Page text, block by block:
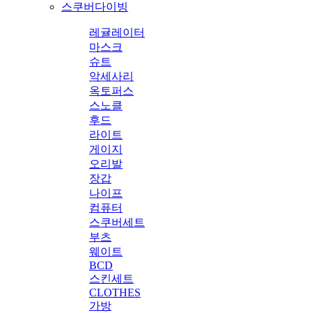
스쿠버다이빙
레귤레이터
마스크
슈트
악세사리
옥토퍼스
스노클
후드
라이트
게이지
오리발
장갑
나이프
컴퓨터
스쿠버세트
부츠
웨이트
BCD
스킨세트
CLOTHES
가방